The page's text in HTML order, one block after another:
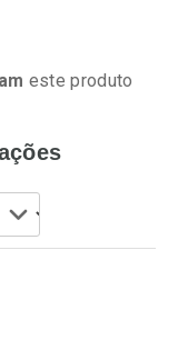
Desconto
sem Desconto
49,49/cada
este produto